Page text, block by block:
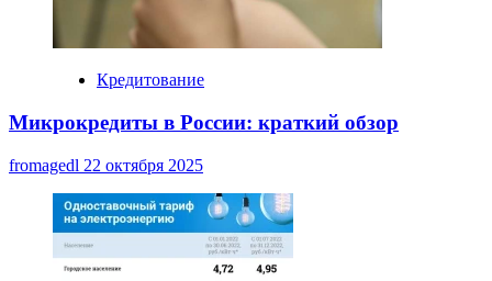
Кредитование
Микрокредиты в России: краткий обзор
fromagedl 22 октября 2025